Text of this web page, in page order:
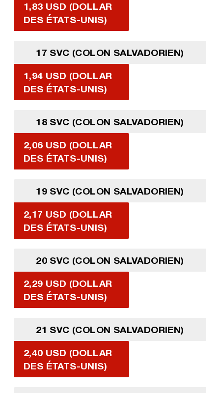
1,83 USD (DOLLAR
DES ÉTATS-UNIS)
17 SVC (COLON SALVADORIEN)
1,94 USD (DOLLAR
DES ÉTATS-UNIS)
18 SVC (COLON SALVADORIEN)
2,06 USD (DOLLAR
DES ÉTATS-UNIS)
19 SVC (COLON SALVADORIEN)
2,17 USD (DOLLAR
DES ÉTATS-UNIS)
20 SVC (COLON SALVADORIEN)
2,29 USD (DOLLAR
DES ÉTATS-UNIS)
21 SVC (COLON SALVADORIEN)
2,40 USD (DOLLAR
DES ÉTATS-UNIS)